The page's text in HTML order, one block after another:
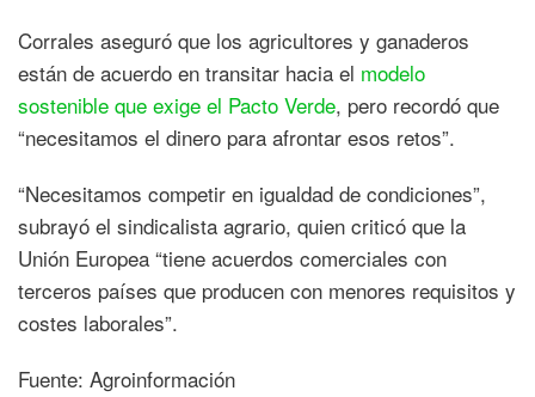
Corrales aseguró que los agricultores y ganaderos
están de acuerdo en transitar hacia el modelo
sostenible que exige el Pacto Verde, pero recordó que
“necesitamos el dinero para afrontar esos retos”.
“Necesitamos competir en igualdad de condiciones”,
subrayó el sindicalista agrario, quien criticó que la
Unión Europea “tiene acuerdos comerciales con
terceros países que producen con menores requisitos y
costes laborales”.
Fuente: Agroinformación